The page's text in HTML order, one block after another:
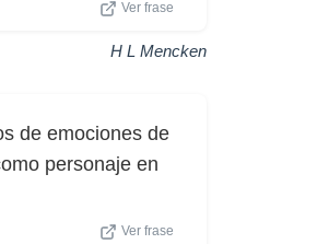
Ver frase
H L Mencken
de emociones de
personaje en
Ver frase